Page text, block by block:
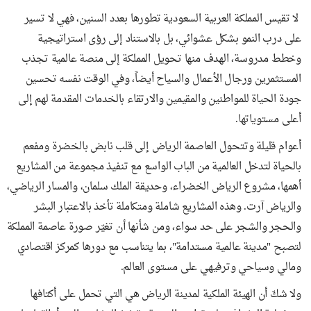
لا تقيس المملكة العربية السعودية تطورها بعدد السنين، فهي لا تسير
على درب النمو بشكل عشوائي، بل بالاستناد إلى رؤى استراتيجية
وخطط مدروسة، الهدف منها تحويل المملكة إلى منصة عالمية تجذب
المستثمرين ورجال الأعمال والسياح أيضاً، وفي الوقت نفسه تحسين
جودة الحياة للمواطنين والمقيمين والارتقاء بالخدمات المقدمة لهم إلى
أعلى مستوياتها.
أعوام قليلة وتتحول العاصمة الرياض إلى قلب نابض بالخضرة ومفعم
بالحياة لتدخل العالمية من الباب الواسع مع تنفيذ مجموعة من المشاريع
أهمها، مشروع الرياض الخضراء، وحديقة الملك سلمان، والمسار الرياضي،
والرياض آرت. وهذه المشاريع شاملة ومتكاملة تأخذ بالاعتبار البشر
والحجر والشجر على حد سواء، ومن شأنها أن تغيّر صورة عاصمة المملكة
لتصبح "مدينة عالمية مستدامة"، بما يتناسب مع دورها كمركز اقتصادي
ومالي وسياحي وترفيهي على مستوى العالم.
ولا شكّ أن الهيئة الملكية لمدينة الرياض هي التي تحمل على أكتافها